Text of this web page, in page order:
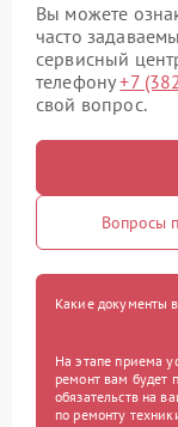
Вы можете
часто
сервисный
телефону+7
свой вопрос.
Вопросы
Какие документы
На этапе приема
ремонт вам будет
обязательств на
по ремонту